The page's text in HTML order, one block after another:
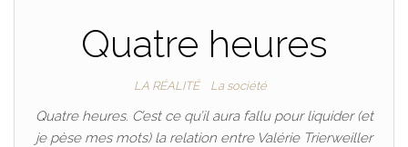
Quatre heures
LA RÉALITÉ La société
Quatre heures. C’est ce qu’il aura fallu pour liquider (et
je pèse mes mots) la relation entre Valérie Trierweiller